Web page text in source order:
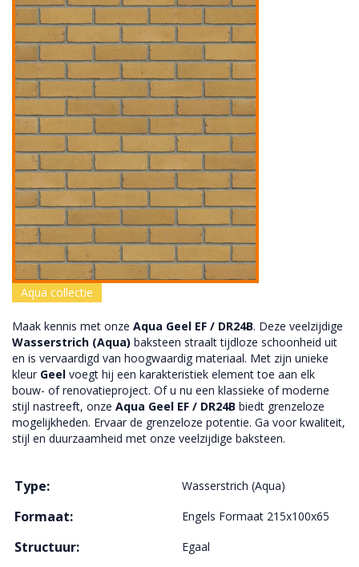
Aqua collectie
Maak kennis met onze Aqua Geel EF / DR24B. Deze veelzijdige
Wasserstrich (Aqua) baksteen straalt tijdloze schoonheid uit
en is vervaardigd van hoogwaardig materiaal. Met zijn unieke
kleur Geel voegt hij een karakteristiek element toe aan elk
bouw- of renovatieproject. Of u nu een klassieke of moderne
stijl nastreeft, onze Aqua Geel EF / DR24B biedt grenzeloze
mogelijkheden. Ervaar de grenzeloze potentie. Ga voor kwaliteit,
stijl en duurzaamheid met onze veelzijdige baksteen.
Type: Wasserstrich (Aqua)
Formaat: Engels Formaat 215x100x65
Structuur: Egaal